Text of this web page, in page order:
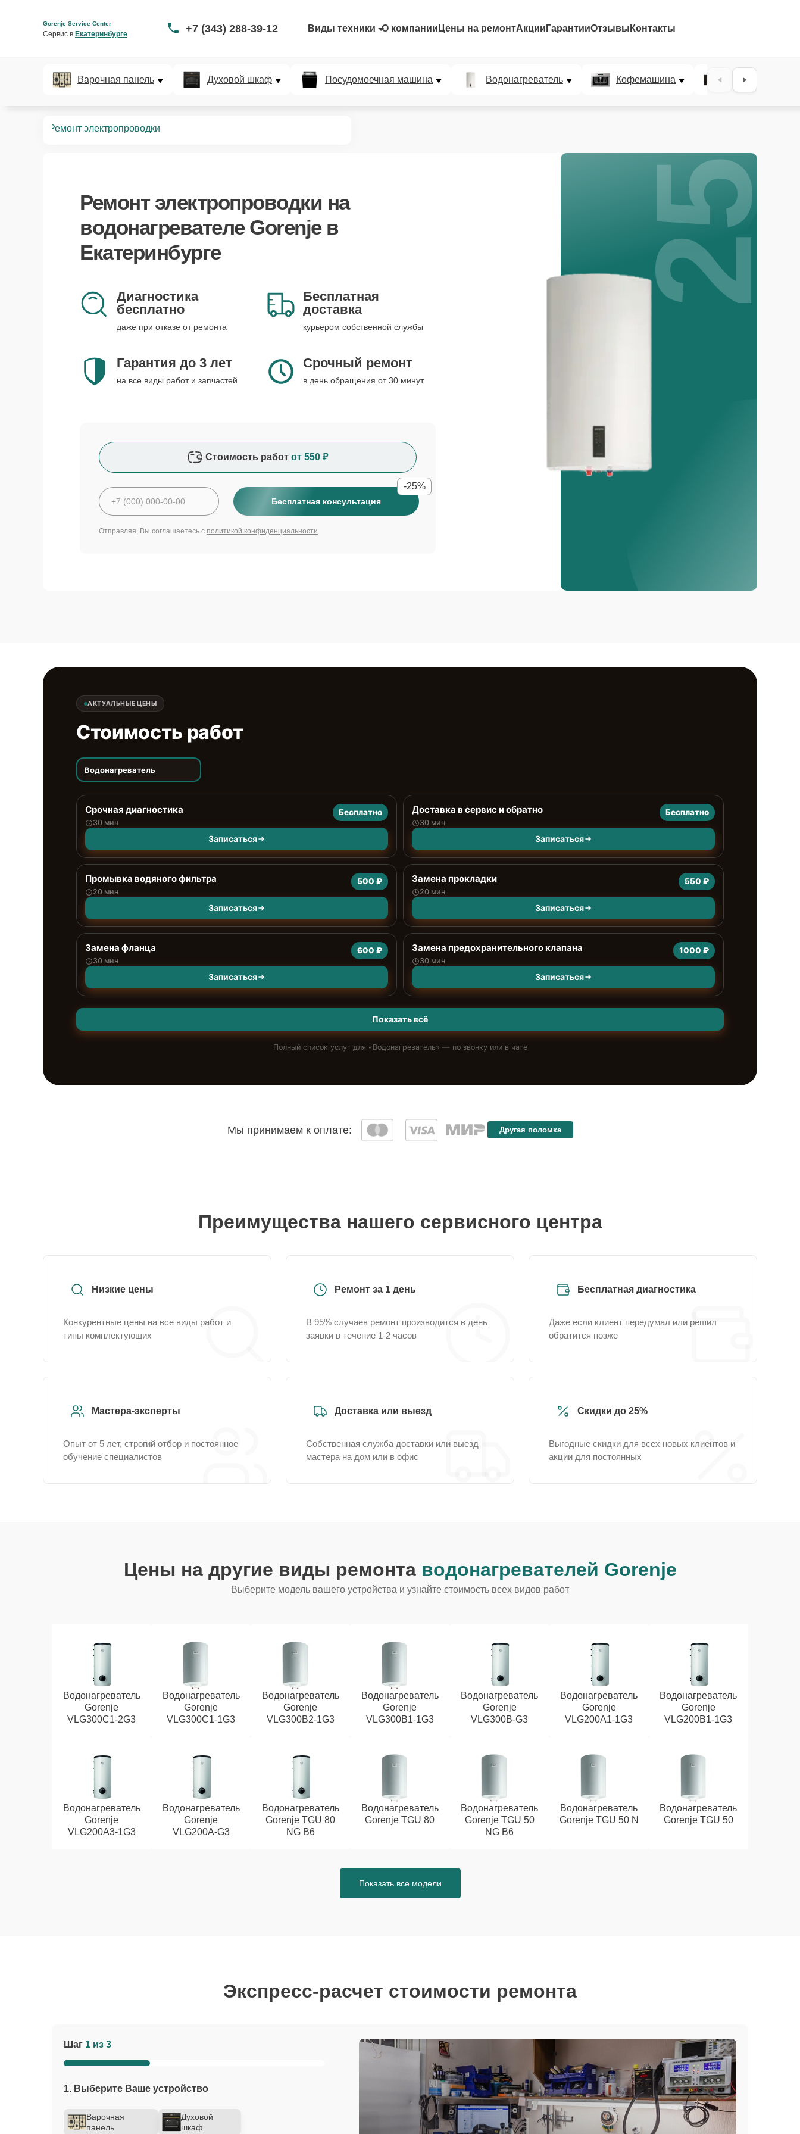
Gorenje Service Center
Сервис в Екатеринбурге +7 (343) 288-39-12 Виды техники О компании Цены на ремонтАкции ГарантииОтзывы Контакты
Варочная панель Духовой шкаф Посудомоечная машина Водонагреватель Кофемашина
Ремонт электропроводки
Ремонт электропроводки на
водонагревателе Gorenje в
Екатеринбурге
Диагностика
бесплатно
даже при отказе от ремонта
Бесплатная
доставка
курьером собственной службы
Гарантия до 3 лет
на все виды работ и запчастей
Срочный ремонт
в день обращения от 30 минут
Стоимость работ от 550 ₽
Бесплатная консультация
-25%
Отправляя, Вы соглашаетесь с политикой конфиденциальности
25%
АКТУАЛЬНЫЕ ЦЕНЫ
Стоимость работ
Водонагреватель
Срочная диагностика
30 мин
Бесплатно
Записаться
Доставка в сервис и обратно
30 мин
Бесплатно
Записаться
Промывка водяного фильтра
20 мин
500 ₽
Записаться
Замена прокладки
20 мин
550 ₽
Записаться
Замена фланца
30 мин
600 ₽
Записаться
Замена предохранительного клапана
30 мин
1000 ₽
Записаться
Показать всё
Полный список услуг для «Водонагреватель» — по звонку или в чате
Мы принимаем к оплате: Другая поломка
Преимущества нашего сервисного центра
Низкие цены
Конкурентные цены на все виды работ и
типы комплектующих
Ремонт за 1 день
В 95% случаев ремонт производится в день
заявки в течение 1-2 часов
Бесплатная диагностика
Даже если клиент передумал или решил
обратится позже
Мастера-эксперты
Опыт от 5 лет, строгий отбор и постоянное
обучение специалистов
Доставка или выезд
Собственная служба доставки или выезд
мастера на дом или в офис
Скидки до 25%
Выгодные скидки для всех новых клиентов и
акции для постоянных
Цены на другие виды ремонта водонагревателей Gorenje
Выберите модель вашего устройства и узнайте стоимость всех видов работ
Водонагреватель
Gorenje
VLG300C1-2G3
Водонагреватель
Gorenje
VLG300C1-1G3
Водонагреватель
Gorenje
VLG300B2-1G3
Водонагреватель
Gorenje
VLG300B1-1G3
Водонагреватель
Gorenje
VLG300B-G3
Водонагреватель
Gorenje
VLG200А1-1G3
Водонагреватель
Gorenje
VLG200B1-1G3
Водонагреватель
Gorenje
VLG200A3-1G3
Водонагреватель
Gorenje
VLG200A-G3
Водонагреватель
Gorenje TGU 80
NG B6
Водонагреватель
Gorenje TGU 80
Водонагреватель
Gorenje TGU 50
NG B6
Водонагреватель
Gorenje TGU 50 N
Водонагреватель
Gorenje TGU 50
Показать все модели
Экспресс-расчет стоимости ремонта
Шаг 1 из 3
1. Выберите Ваше устройство
Варочная
панель
Духовой
шкаф